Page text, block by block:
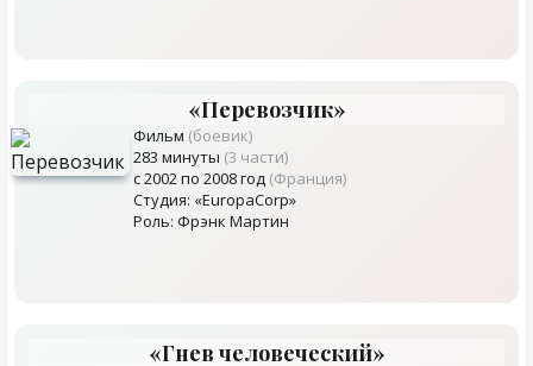
«Перевозчик»
Фильм (боевик)
283 минуты (3 части)
с 2002 по 2008 год (Франция)
Студия: «EuropaCorp»
Роль: Фрэнк Мартин
«Гнев человеческий»